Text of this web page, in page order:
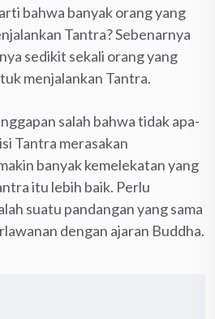
bahwa banyak orang yang
Tantra? Sebenarnya
sedikit sekali orang yang
menjalankan Tantra.
salah bahwa tidak apa-
Tantra merasakan
banyak kemelekatan yang
itu lebih baik. Perlu
suatu pandangan yang sama
dengan ajaran Buddha.